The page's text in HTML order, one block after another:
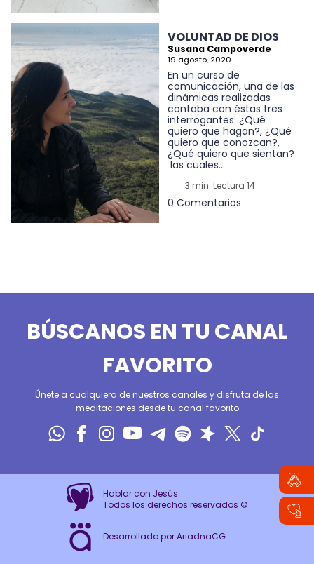
VOLUNTAD DE DIOS
Susana Campoverde
19 agosto, 2020
En un curso de
comunicación, una de las
dinámicas realizadas
contaba con éstas tres
interrogantes: ¿Qué
quiero que hagan?, ¿Qué
quiero que conozcan?,
¿Qué quiero que sientan?
las cuales...
3 min. Lectura 14
0 Comentarios
BÚSCANOS EN TU CANAL
FAVORITO
Únete a cualquiera de nuestros canales y disfruta de las
meditaciones desde tu canal favorito
Hablar con Jesús
Todos los derechos reservados ©
Desarrollado por AriadnaCG